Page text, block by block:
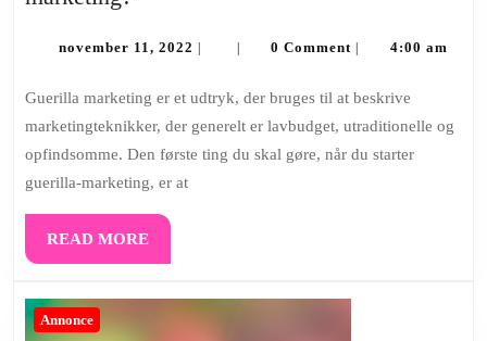
man
god
guerilla
marketing?
november 11, 2022 november
| | 0 Comment | 4:00 am
Guerilla marketing er et udtryk, der bruges til at beskrive
marketingteknikker, der generelt er lavbudget, utraditionelle og
opfindsomme. Den første ting du skal gøre, når du starter
guerilla-marketing, er at
READ MOREREAD
MORE
Annonce